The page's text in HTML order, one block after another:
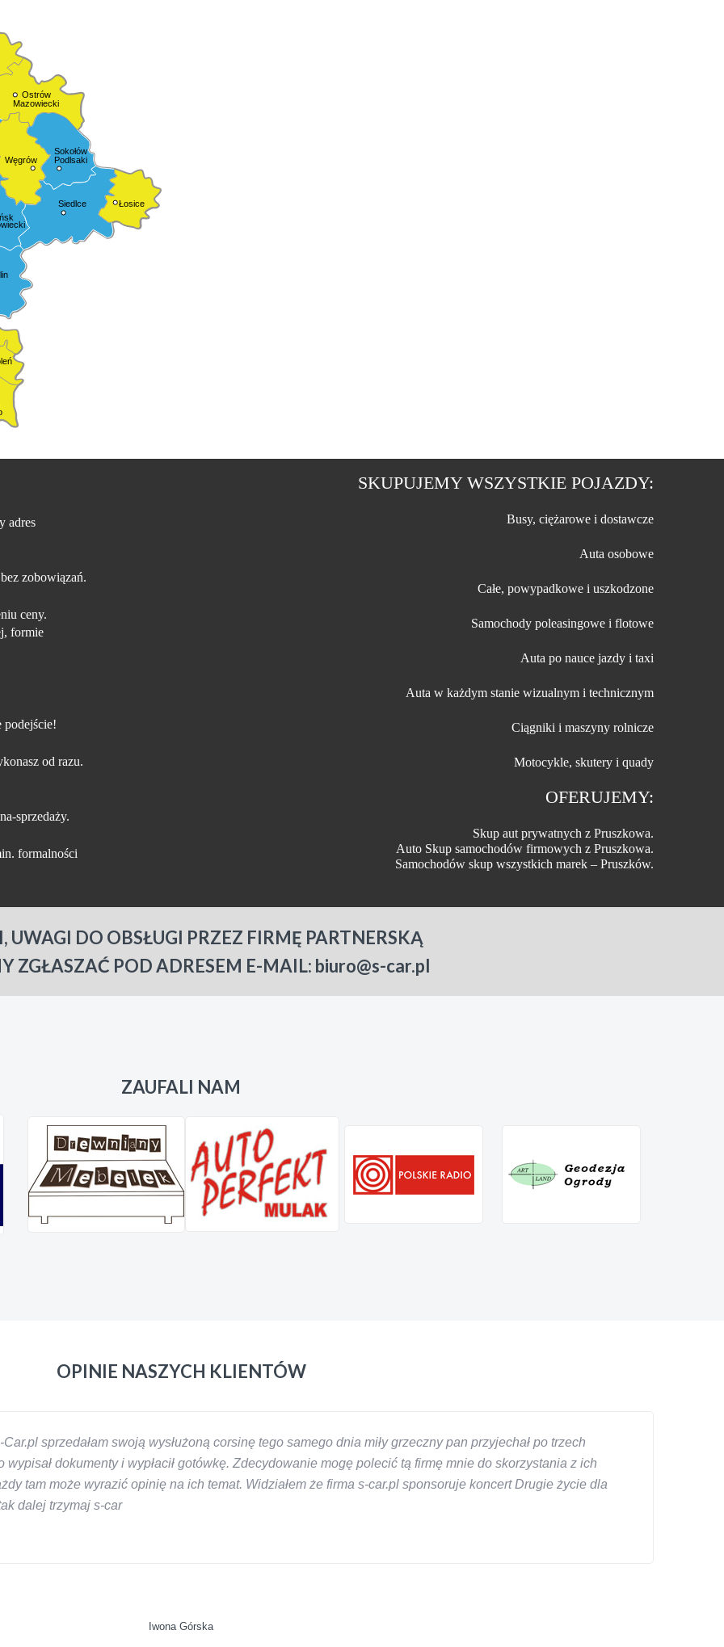
Siedlce
Sokołów
Podlsaki
Ostrów
Mazowiecki
Węgrów
Łosice
adres
zobowiązań.
ceny.
formie
podejście!
od razu.
sprzedaży.
formalności
SKUPUJEMY WSZYSTKIE POJAZDY:
Busy, ciężarowe i dostawcze
Auta osobowe
Całe, powypadkowe i uszkodzone
Samochody poleasingowe i flotowe
Auta po nauce jazdy i taxi
Auta w każdym stanie wizualnym i technicznym
Ciągniki i maszyny rolnicze
Motocykle, skutery i quady
OFERUJEMY:
Skup aut prywatnych z Pruszkowa.
Auto Skup samochodów firmowych z Pruszkowa.
Samochodów skup wszystkich marek – Pruszków.
UWAGI DO OBSŁUGI PRZEZ FIRMĘ PARTNERSKĄ
ZGŁASZAĆ POD ADRESEM E-MAIL: biuro@s-car.pl
ZAUFALI NAM
OPINIE NASZYCH KLIENTÓW
sprzedałam swoją wysłużoną corsinę tego samego dnia miły grzeczny pan przyjechał po trzech
dokumenty i wypłacił gotówkę. Zdecydowanie mogę polecić tą firmę mnie do skorzystania z ich
tam może wyrazić opinię na ich temat. Widziałem że firma s-car.pl sponsoruje koncert Drugie życie dla
dalej trzymaj s-car
Iwona Górska